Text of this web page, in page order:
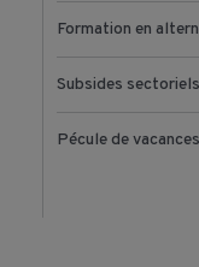
Formation en
Pécule de